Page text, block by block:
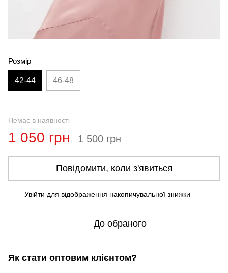
Розмір
42-44 46-48
Немає в наявності
1 050 грн 1 500 грн
Повідомити, коли з'явиться
Увійти для відображення накопичувальної знижки
До обраного
Як стати оптовим клієнтом?